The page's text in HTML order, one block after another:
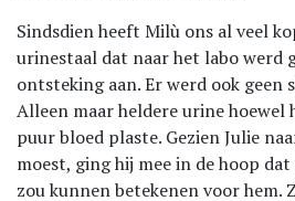
Sindsdien heeft Milù ons al veel
urinestaal dat naar het labo werd
ontsteking aan. Er werd ook geen
Alleen maar heldere urine
puur bloed plaste. Gezien Julie
moest, ging hij mee in de hoop
zou kunnen betekenen voor hem.